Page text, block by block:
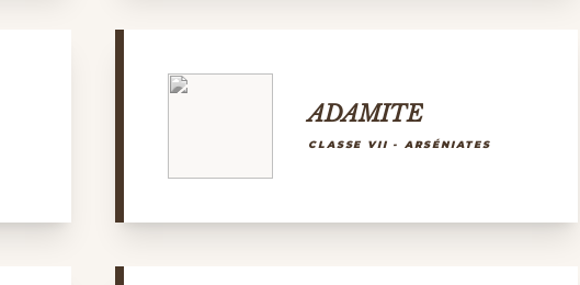
ADAMITE
CLASSE VII - ARSÉNIATES